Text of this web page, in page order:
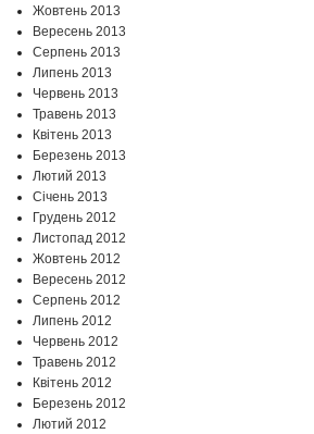
Жовтень 2013
Вересень 2013
Серпень 2013
Липень 2013
Червень 2013
Травень 2013
Квітень 2013
Березень 2013
Лютий 2013
Січень 2013
Грудень 2012
Листопад 2012
Жовтень 2012
Вересень 2012
Серпень 2012
Липень 2012
Червень 2012
Травень 2012
Квітень 2012
Березень 2012
Лютий 2012